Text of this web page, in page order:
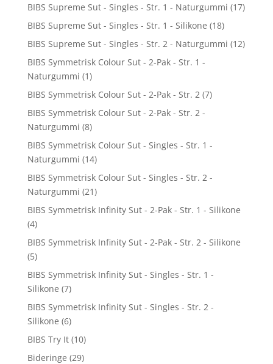
BIBS Supreme Sut - Singles - Str. 1 - Naturgummi (17)
BIBS Supreme Sut - Singles - Str. 1 - Silikone (18)
BIBS Supreme Sut - Singles - Str. 2 - Naturgummi (12)
BIBS Symmetrisk Colour Sut - 2-Pak - Str. 1 -
Naturgummi (1)
BIBS Symmetrisk Colour Sut - 2-Pak - Str. 2 (7)
BIBS Symmetrisk Colour Sut - 2-Pak - Str. 2 -
Naturgummi (8)
BIBS Symmetrisk Colour Sut - Singles - Str. 1 -
Naturgummi (14)
BIBS Symmetrisk Colour Sut - Singles - Str. 2 -
Naturgummi (21)
BIBS Symmetrisk Infinity Sut - 2-Pak - Str. 1 - Silikone
(4)
BIBS Symmetrisk Infinity Sut - 2-Pak - Str. 2 - Silikone
(5)
BIBS Symmetrisk Infinity Sut - Singles - Str. 1 -
Silikone (7)
BIBS Symmetrisk Infinity Sut - Singles - Str. 2 -
Silikone (6)
BIBS Try It (10)
Bideringe (29)